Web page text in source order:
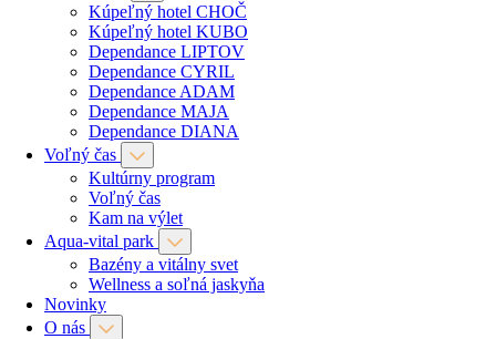
Kúpeľný hotel CHOČ
Kúpeľný hotel KUBO
Dependance LIPTOV
Dependance CYRIL
Dependance ADAM
Dependance MAJA
Dependance DIANA
Voľný čas
Kultúrny program
Voľný čas
Kam na výlet
Aqua-vital park
Bazény a vitálny svet
Wellness a soľná jaskyňa
Novinky
O nás